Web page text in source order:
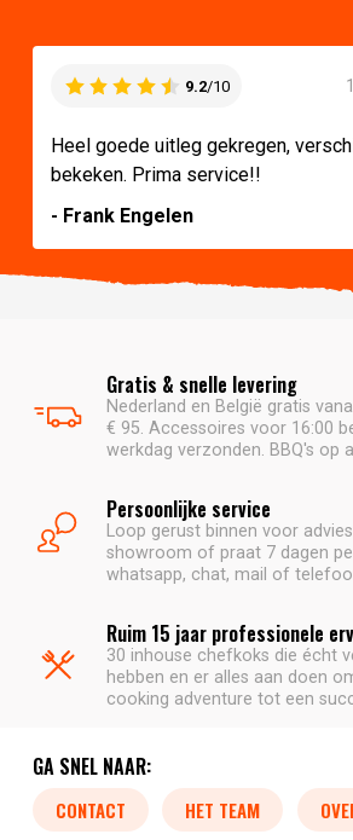
9.2/10
Heel goede uitleg gekregen,
bekeken. Prima service!!
- Frank Engelen
Gratis & snelle levering
Nederland en België gratis
€ 95. Accessoires voor 16:00
werkdag verzonden. BBQ's op
Persoonlijke service
Loop gerust binnen voor
showroom of praat 7 dagen
whatsapp, chat, mail of
Ruim 15 jaar professionele
30 inhouse chefkoks die écht
hebben en er alles aan doen
cooking adventure tot een
GA SNEL NAAR:
CONTACT HET TEAM